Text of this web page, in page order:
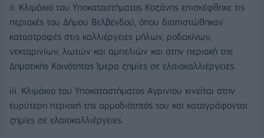
ii. Κλιμάκιο του Υποκαταστήματος Κοζάνης επισκέφθηκε τις
περιοχές του Δήμου Βελβενδού, όπου διαπιστώθηκαν
καταστροφές στις καλλιέργειες μήλων, ροδακίνων,
νεκταρινίων, λωτών και αμπελιών και στην περιοχή της
Δημοτικής Κοινότητας Ίμερα ζημίες σε ελαιοκαλλιέργειες.
iii. Κλιμάκιο του Υποκαταστήματος Αγρινίου κινείται στην
ευρύτερη περιοχή της αρμοδιότητός του και καταγράφονται
ζημίες σε ελαιοκαλλιέργειες.